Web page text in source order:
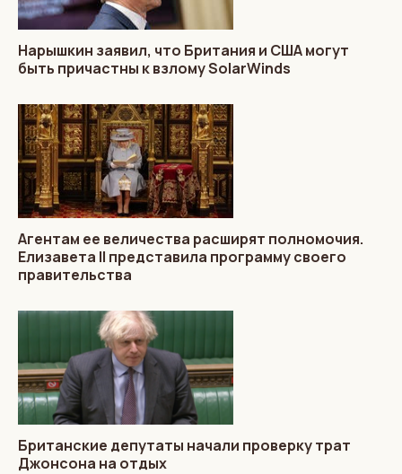
Нарышкин заявил, что Британия и США могут
быть причастны к взлому SolarWinds
Агентам ее величества расширят полномочия.
Елизавета II представила программу своего
правительства
Британские депутаты начали проверку трат
Джонсона на отдых